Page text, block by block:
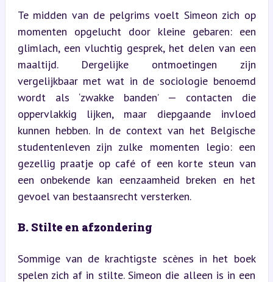
Te midden van de pelgrims voelt Simeon zich op
momenten opgelucht door kleine gebaren: een
glimlach, een vluchtig gesprek, het delen van een
maaltijd. Dergelijke ontmoetingen zijn
vergelijkbaar met wat in de sociologie benoemd
wordt als ‘zwakke banden’ — contacten die
oppervlakkig lijken, maar diepgaande invloed
kunnen hebben. In de context van het Belgische
studentenleven zijn zulke momenten legio: een
gezellig praatje op café of een korte steun van
een onbekende kan eenzaamheid breken en het
gevoel van bestaansrecht versterken.
B. Stilte en afzondering
Sommige van de krachtigste scènes in het boek
spelen zich af in stilte. Simeon die alleen is in een